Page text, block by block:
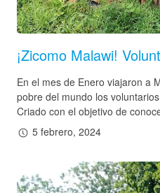
Acción Social
Educación para el
Hazte socio
Entidades solidarias
Donación
¡Zicomo Malawi!
En el mes de Enero viajaron a
pobre del mundo los
Criado con el objetivo de
5 febrero, 2024